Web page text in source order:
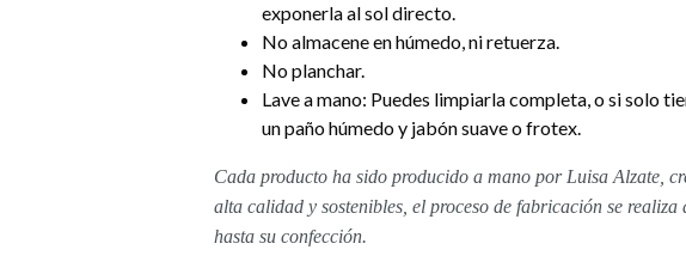
exponerla al sol directo.
No almacene en húmedo, ni retuerza.
No planchar.
Lave a mano: Puedes limpiarla completa, o si solo
un paño húmedo y jabón suave o frotex.
Cada producto ha sido producido a mano por Luisa Alzate,
alta calidad y sostenibles, el proceso de fabricación se realiza
hasta su confección.